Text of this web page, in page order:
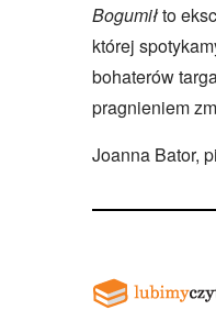
Bogumiłto
której
bohaterów
pragnieniem
Joanna Bator,